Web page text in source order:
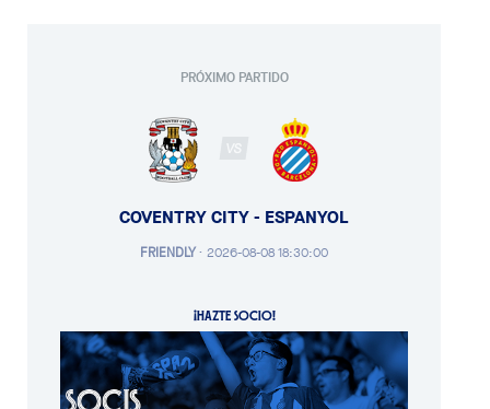
PRÓXIMO PARTIDO
VS
COVENTRY CITY - ESPANYOL
FRIENDLY· 2026-08-08 18:30:00
¡HAZTE SOCIO!